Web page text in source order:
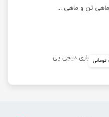
پوچ گربه کیت کت با طعم ماهی تن و ماهی سفید وزن 70 گرم